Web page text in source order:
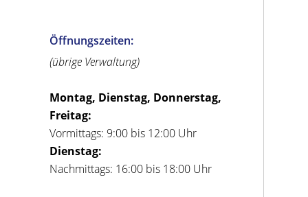
Öffnungszeiten:
(übrige Verwaltung)
Montag, Dienstag, Donnerstag,
Freitag:
Vormittags: 9:00 bis 12:00 Uhr
Dienstag:
Nachmittags: 16:00 bis 18:00 Uhr